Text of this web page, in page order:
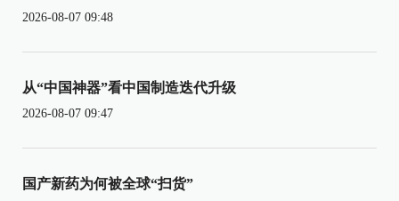
2026-08-07 09:48
从“中国神器”看中国制造迭代升级
2026-08-07 09:47
国产新药为何被全球“扫货”